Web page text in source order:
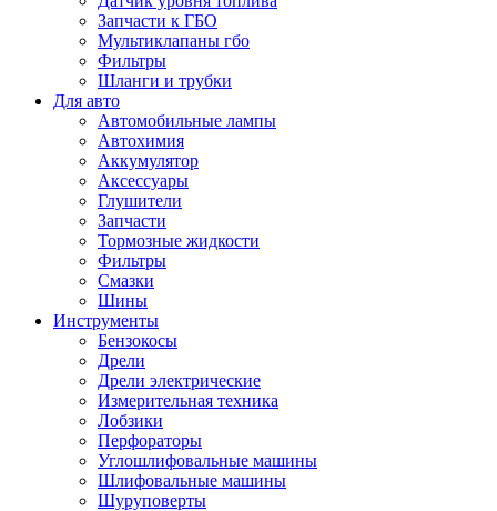
Запчасти к ГБО
Мультиклапаны гбо
Фильтры
Шланги и трубки
Для авто
Автомобильные лампы
Автохимия
Аккумулятор
Аксессуары
Глушители
Запчасти
Тормозные жидкости
Фильтры
Смазки
Шины
Инструменты
Бензокосы
Дрели
Дрели электрические
Измерительная техника
Лобзики
Перфораторы
Углошлифовальные машины
Шлифовальные машины
Шуруповерты